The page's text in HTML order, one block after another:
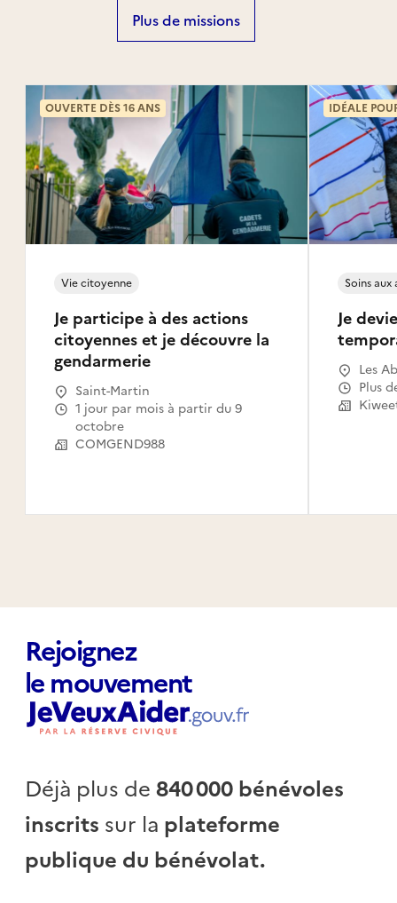
Plus de missions
Je participe à des actions
citoyennes et je découvre la
gendarmerie
Vie citoyenne
Saint-Martin
1 jour par mois à partir du 9
octobre
COMGEND988
OUVERTE DÈS 16 ANS
Je
Soins aux
Les
Le
Plus
IDÉALE
Rejoignez
le mouvement
Déjà plus de840 000 bénévoles
inscrits sur la plateforme
publique du bénévolat.